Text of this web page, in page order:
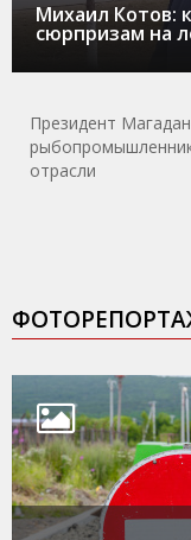
Михаил Котов:
сюрпризам на
Президент
отрасли